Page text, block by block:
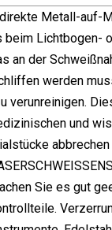
Metall-auf-
Lichtbogen-
an der
werden
verunreinigen.
und
Sie es gut